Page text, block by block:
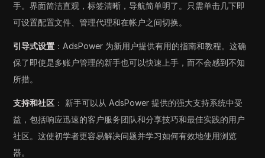
手。界面简洁直观，标签清晰，导航简单明了。只需单击几下即
可设置配置文件、管理代理和在帐户之间切换。
引导式设置 ：AdsPower 为新用户提供有用的指南和教程。这确
保了即使是多账户管理的新手也可以快速上手，而不会感到不知
所措。
支持和社区 ： 新手可以从 AdsPower 提供的强大支持系统中受
益，包括响应迅速的客户服务团队和分享技巧和最佳实践的用户
社区。这使初学者更容易解决问题并学习如何有效地使用浏览
器。